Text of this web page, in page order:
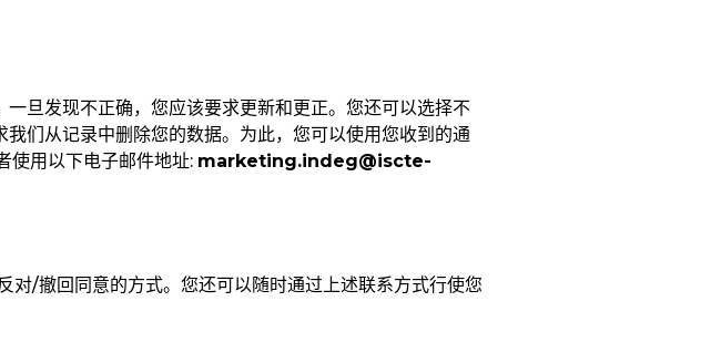
一旦发现不正确，您应该要求更新和更正。您还可以选择不
们从记录中删除您的数据。为此，您可以使用您收到的通
使用以下电子邮件地址: marketing.indeg@iscte-
对/撤回同意的方式。您还可以随时通过上述联系方式行使您